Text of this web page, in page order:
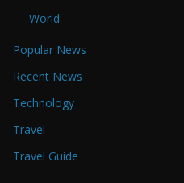
World
Popular News
Recent News
Technology
Travel
Travel Guide